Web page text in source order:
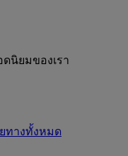
นิยมของเรา
ทางทั้งหมด